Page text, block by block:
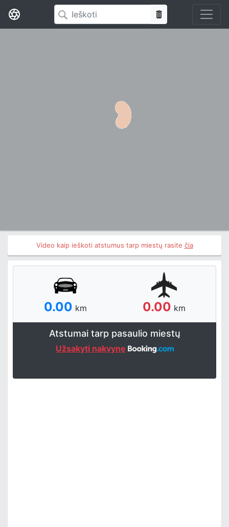
Video kaip ieškoti atstumus tarp miestų rasite čia
0.00 km 0.00 km
Atstumai tarp pasaulio miestų
Užsakyti nakvynę